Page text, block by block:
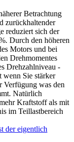
Betrachtung
zurückhaltender
reduziert sich der
Durch den höheren
Motors und bei
Drehmomentes
Drehzahlniveau -
wenn Sie stärker
Verfügung was den
Natürlich
Kraftstoff als mit
im Teillastbereich
der eigentlich